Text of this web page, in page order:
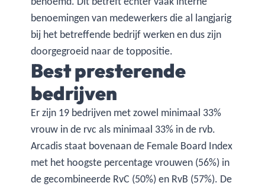
benoemingen van medewerkers die al langjarig
bij het betreffende bedrijf werken en dus zijn
doorgegroeid naar de toppositie.
Best presterende
bedrijven
Er zijn 19 bedrijven met zowel minimaal 33%
vrouw in de rvc als minimaal 33% in de rvb.
Arcadis staat bovenaan de Female Board Index
met het hoogste percentage vrouwen (56%) in
de gecombineerde RvC (50%) en RvB (57%). De